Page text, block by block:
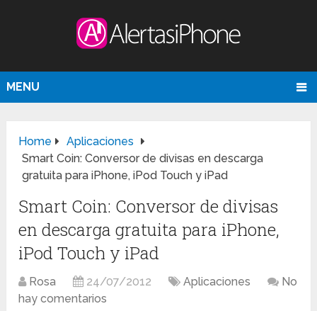
MENU
Home
Aplicaciones
Smart Coin: Conversor de divisas en descarga
gratuita para iPhone, iPod Touch y iPad
Smart Coin: Conversor de divisas
en descarga gratuita para iPhone,
iPod Touch y iPad
Rosa 24/07/2012 Aplicaciones
No
hay comentarios